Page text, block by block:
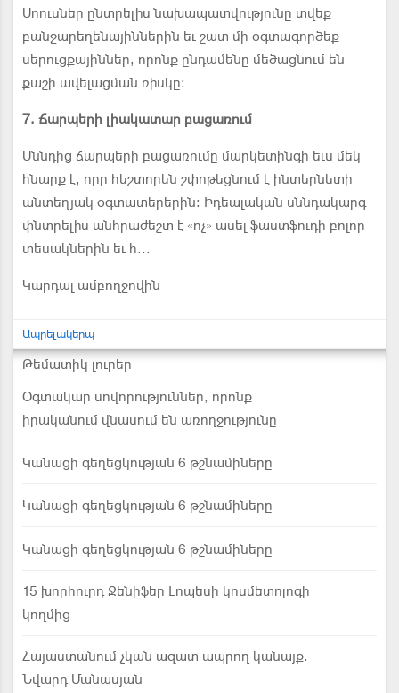
Սոուսներ ընտրելիս նախապատվությունը տվեք
բանջարեղենայիններին եւ շատ մի օգտագործեք
սերուցքայիններ, որոնք ընդամենը մեծացնում են
քաշի ավելացման ռիսկը:
7. Ճարպերի լիակատար բացառում
Սննդից ճարպերի բացառումը մարկետինգի եւս մեկ
հնարք է, որը հեշտորեն շփոթեցնում է ինտերնետի
անտեղյակ օգտատերերին: Իդեալական սննդակարգ
փնտրելիս անհրաժեշտ է «ոչ» ասել ֆաստֆուդի բոլոր
տեսակներին եւ հ...
Կարդալ ամբողջովին
Ապրելակերպ
Թեմատիկ լուրեր
Օգտակար սովորություններ, որոնք
իրականում վնասում են առողջությունը
Կանացի գեղեցկության 6 թշնամիները
Կանացի գեղեցկության 6 թշնամիները
Կանացի գեղեցկության 6 թշնամիները
15 խորհուրդ Ջենիֆեր Լոպեսի կոսմետոլոգի
կողմից
Հայաստանում չկան ազատ ապրող կանայք.
Նվարդ Մանասյան